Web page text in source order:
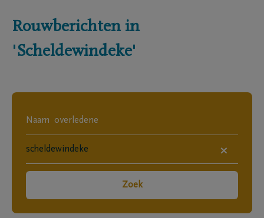
Rouwberichten in
'Scheldewindeke'
×
Zoek